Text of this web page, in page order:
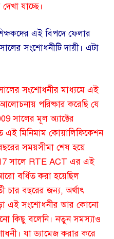
যাচ্ছে।
এই বিপদে ফেলার
সংশোধনীটি দায়ী। এটা
সংশোধনীর মাধ্যমে এই
পরিষ্কার করেছি যে
সালের মূল অ্যাক্টের
এই মিনিমাম কোয়ালিফিকেশন
সময়সীমা শেষ হয়ে
সালে RTE ACT এর এই
বর্ধিত করা হয়েছিল
চার বছরের জন্য, অর্থাৎ
এই সংশোধনীর আর কোনো
কিছু বলেনি। নতুন সমস্যাও
যা ড্যামেজ করার করে